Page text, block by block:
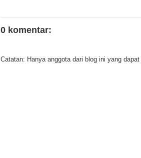
0 komentar:
Catatan: Hanya anggota dari blog ini yang dapat